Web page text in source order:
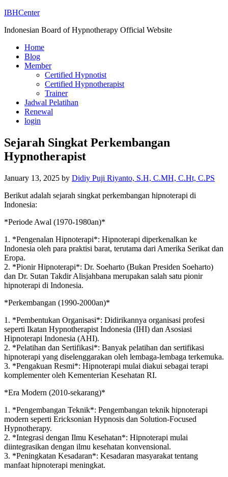
IBHCenter
Indonesian Board of Hypnotherapy Official Website
Home
Blog
Member
Certified Hypnotist
Certified Hypnotherapist
Trainer
Jadwal Pelatihan
Renewal
login
Sejarah Singkat Perkembangan
Hypnotherapist
January 13, 2025 by Didiy Puji Riyanto, S.H, C.MH, C.Ht, C.PS
Berikut adalah sejarah singkat perkembangan hipnoterapi di
Indonesia:
*Periode Awal (1970-1980an)*
1. *Pengenalan Hipnoterapi*: Hipnoterapi diperkenalkan ke
Indonesia oleh para praktisi barat, terutama dari Amerika Serikat dan
Eropa.
2. *Pionir Hipnoterapi*: Dr. Soeharto (Bukan Presiden Soeharto)
dan Dr. Sutan Takdir Alisjahbana merupakan salah satu pionir
hipnoterapi di Indonesia.
*Perkembangan (1990-2000an)*
1. *Pembentukan Organisasi*: Didirikannya organisasi profesi
seperti Ikatan Hypnotherapist Indonesia (IHI) dan Asosiasi
Hipnoterapi Indonesia (AHI).
2. *Pelatihan dan Sertifikasi*: Banyak pelatihan dan sertifikasi
hipnoterapi yang diselenggarakan oleh lembaga-lembaga terkemuka.
3. *Pengakuan Resmi*: Hipnoterapi mulai diakui sebagai terapi
komplementer oleh Kementerian Kesehatan RI.
*Era Modern (2010-sekarang)*
1. *Pengembangan Teknik*: Pengembangan teknik hipnoterapi
modern seperti Ericksonian Hypnosis dan Solution-Focused
Hypnotherapy.
2. *Integrasi dengan Ilmu Kesehatan*: Hipnoterapi mulai
diintegrasikan dengan ilmu kesehatan konvensional.
3. *Peningkatan Kesadaran*: Kesadaran masyarakat tentang
manfaat hipnoterapi meningkat.